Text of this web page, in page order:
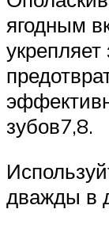
ягодным
зубов7,8.
дважды в